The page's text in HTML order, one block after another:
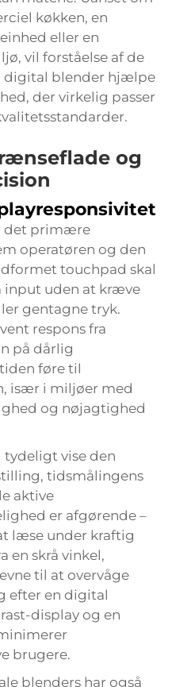
køkken, en
eller en
vil forståelse af de
digital blender hjælpe
der virkelig passer
og
det primære
operatøren og den
touchpad skal
input uden at kræve
gentagne tryk.
respons fra
på dårlig
føre til
især i miljøer med
og nøjagtighed
tydeligt vise den
tidsmålingens
aktive
er afgørende –
læse under kraftig
en skrå vinkel,
til at overvåge
efter en digital
display og en
brugere.
blenders har også